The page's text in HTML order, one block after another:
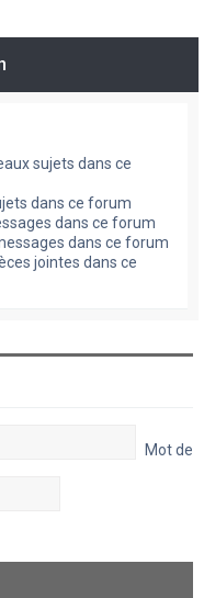
sujets dans ce
dans ce forum
dans ce forum
dans ce forum
jointes dans ce
Mot de